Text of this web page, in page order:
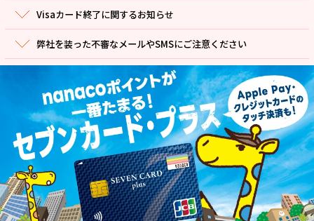
Visaカード終了に関するお知らせ
弊社を装った不審なメールやSMSにご注意ください